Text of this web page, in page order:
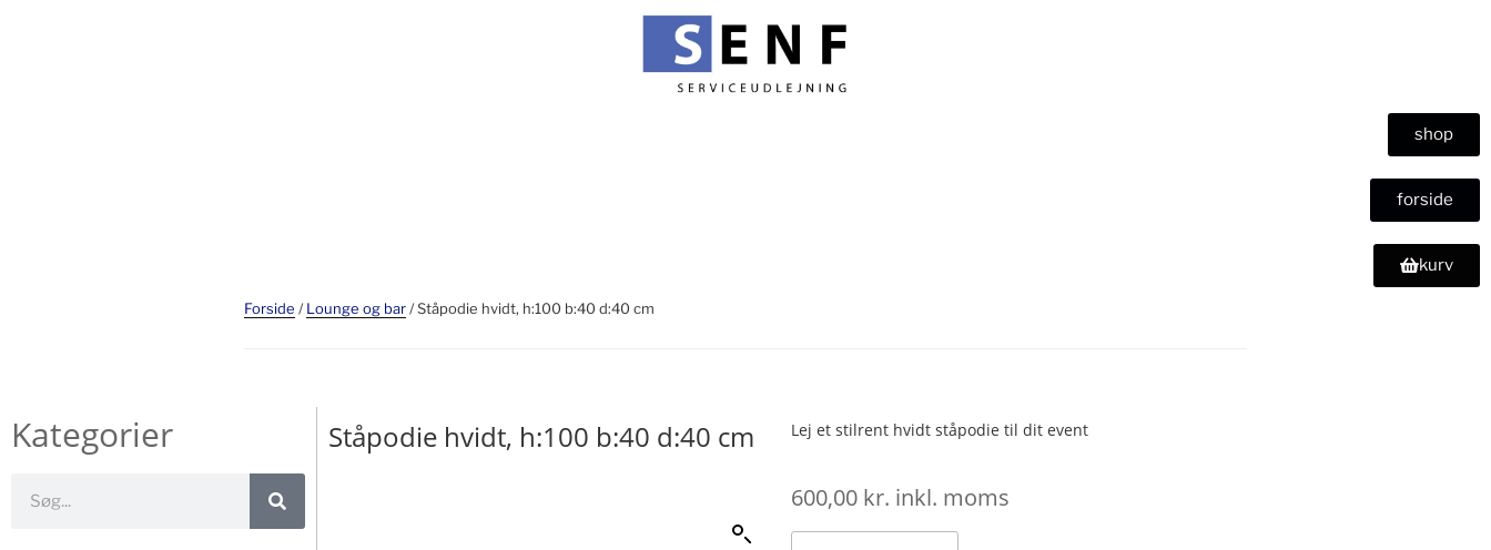
shop
forside
kurv
Forside /Lounge og bar/ Ståpodie hvidt, h:100 b:40 d:40 cm
Kategorier Ståpodie hvidt, h:100 b:40 d:40 cm Lej et stilrent hvidt ståpodie til dit event
600,00 kr. inkl. moms